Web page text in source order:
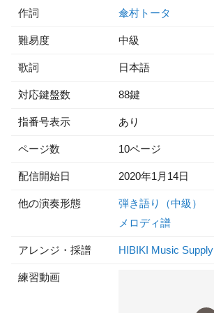
作詞 傘村トータ
難易度 中級
歌詞 日本語
対応鍵盤数 88鍵
指番号表示 あり
ページ数 10ページ
配信開始日 2020年1月14日
他の演奏形態
弾き語り（中級）
メロディ譜
アレンジ・採譜 HIBIKI Music Supply
練習動画